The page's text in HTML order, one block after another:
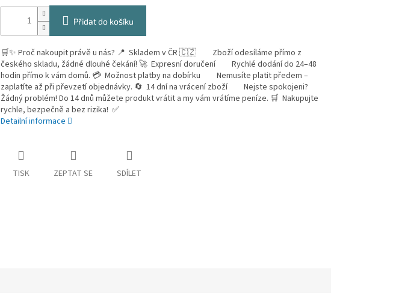
Přidat do košíku
🛒✨ Proč nakoupit právě u nás? 📍 Skladem v ČR 🇨🇿 Zboží odesíláme přímo z
českého skladu, žádné dlouhé čekání! 🚀 Expresní doručení Rychlé dodání do 24–48
hodin přímo k vám domů. 💳 Možnost platby na dobírku Nemusíte platit předem –
zaplatíte až při převzetí objednávky. 🔄 14 dní na vrácení zboží Nejste spokojeni?
Žádný problém! Do 14 dnů můžete produkt vrátit a my vám vrátíme peníze. 🛒 Nakupujte
rychle, bezpečně a bez rizika! ✅
Detailní informace
TISK ZEPTAT SE SDÍLET